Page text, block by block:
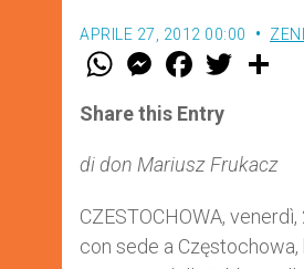
APRILE 27, 2012 00:00
W
t
s
p
p
M
e
s
e
g
e
F
a
e
b
o
k
w
r
Share this Entry
di don Mariusz Frukacz
CZESTOCHOWA,
con sede a